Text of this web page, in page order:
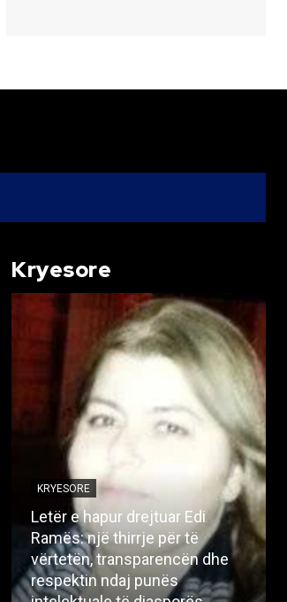
Kryesore
KRYESORE
Letër e hapur drejtuar Edi
Ramës: një thirrje për të
vërtetën, transparencën dhe
respektin ndaj punës